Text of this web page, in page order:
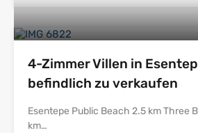
4-Zimmer Villen in
befindlich zu verkaufen
Esentepe Public Beach 2.5 km Three
km…